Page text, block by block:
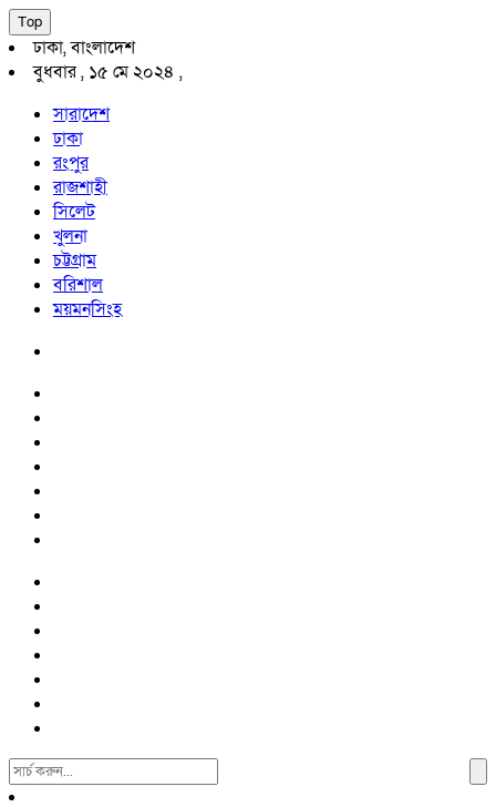
Top
ঢাকা, বাংলাদেশ
বুধবার , ১৫ মে ২০২৪ ,
সারাদেশ
ঢাকা
রংপুর
রাজশাহী
সিলেট
খুলনা
চট্টগ্রাম
বরিশাল
ময়মনসিংহ
Search
For: